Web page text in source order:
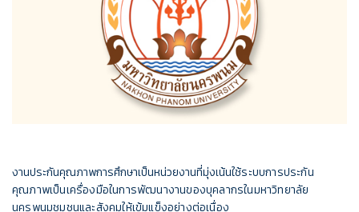
งานประกันคุณภาพการศึกษาเป็นหน่วยงานที่มุ่งเน้นใช้ระบบการประกัน
คุณภาพเป็นเครื่องมือในการพัฒนางานของบุคลากรในมหาวิทยาลัย
นครพนมชุมชนและสังคมให้เข้มแข็งอย่างต่อเนื่อง